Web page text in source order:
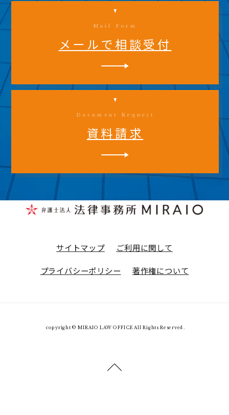
Mail Form
メールで相談受付
Document Request
資料請求
サイトマップ ご利用に関して
プライバシーポリシー 著作権について
copyright © MIRAIO LAW OFFICE All Rights Reserved.